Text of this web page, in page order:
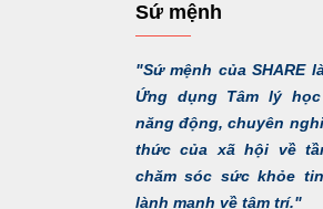
Sứ mệnh
"Sứ mệnh của SHARE
Ứng dụng Tâm lý
năng động, chuyên
thức của xã hội về
chăm sóc sức khỏe
lành mạnh về tâm trí."